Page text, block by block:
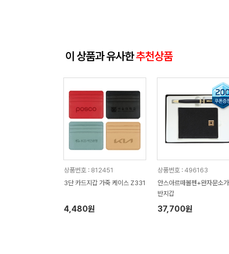
이 상품과 유사한추천상품
상품번호 : 812451
3단 카드지갑 가죽 케이스 Z331
4,480원
상품번호 : 496163
안스아르떼볼펜+완자문소
반지갑
37,700원